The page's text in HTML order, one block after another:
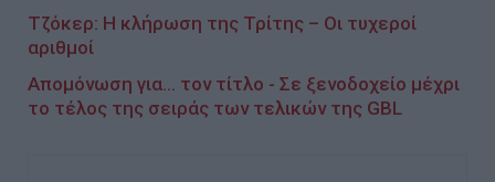
Τζόκερ: Η κλήρωση της Τρίτης – Οι τυχεροί
αριθμοί
Απομόνωση για... τον τίτλο - Σε ξενοδοχείο μέχρι
το τέλος της σειράς των τελικών της GBL